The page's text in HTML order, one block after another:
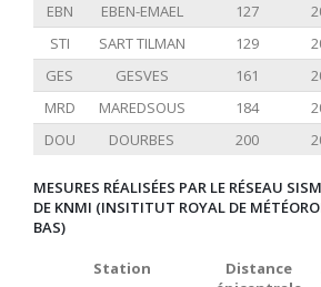
EBN
EBEN-EMAEL 127
STI
SART TILMAN 129
GES
GESVES 161
MRD
MAREDSOUS 184
DOU
DOURBES 200
MESURES RÉALISÉES PAR LE RÉSEAU
DE KNMI (INSITITUT ROYAL DE
BAS)
Station
Distance